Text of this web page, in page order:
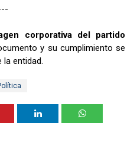
corporativa del partido
y su cumplimiento se
entidad.